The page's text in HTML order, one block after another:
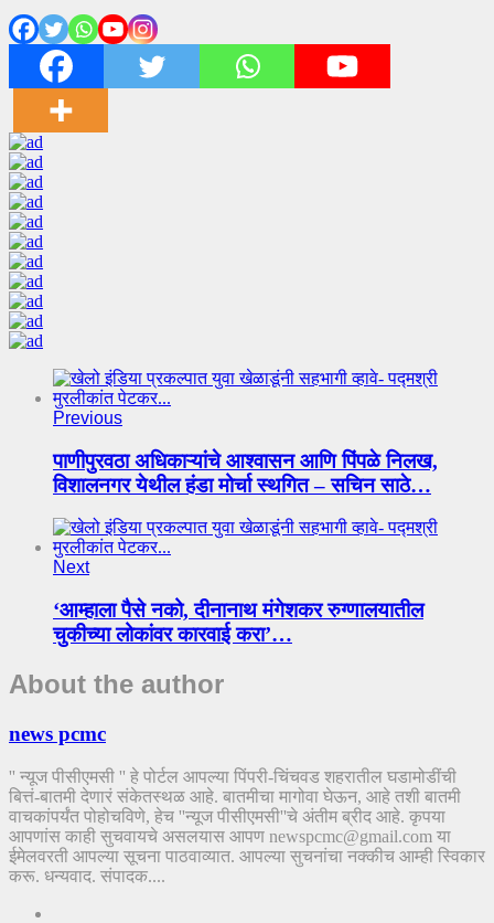
Previous
पाणीपुरवठा अधिकाऱ्यांचे आश्वासन आणि पिंपळे निलख,
विशालनगर येथील हंडा मोर्चा स्थगित – सचिन साठे…
Next
‘आम्हाला पैसे नको, दीनानाथ मंगेशकर रुग्णालयातील
चुकीच्या लोकांवर कारवाई करा’…
About the author
news pcmc
'' न्यूज पीसीएमसी '' हे पोर्टल आपल्या पिंपरी-चिंचवड शहरातील घडामोडींची
बित्तं-बातमी देणारं संकेतस्थळ आहे. बातमीचा मागोवा घेऊन, आहे तशी बातमी
वाचकांपर्यंत पोहोचविणे, हेच ''न्यूज पीसीएमसी''चे अंतीम ब्रीद आहे. कृपया
आपणांस काही सुचवायचे असलयास आपण newspcmc@gmail.com या
ईमेलवरती आपल्या सूचना पाठवाव्यात. आपल्या सुचनांचा नक्कीच आम्ही स्विकार
करू. धन्यवाद. संपादक....